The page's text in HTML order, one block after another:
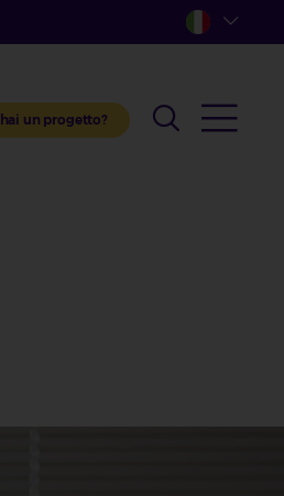
hai un progetto?